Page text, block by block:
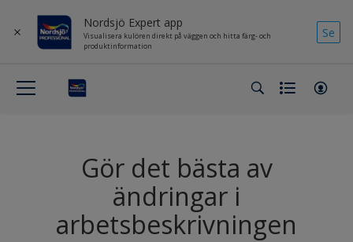
Nordsjö Expert app
Visualisera kulören direkt på väggen och hitta färg- och
produktinformation
Se
Gör det bästa av
ändringar i
arbetsbeskrivningen